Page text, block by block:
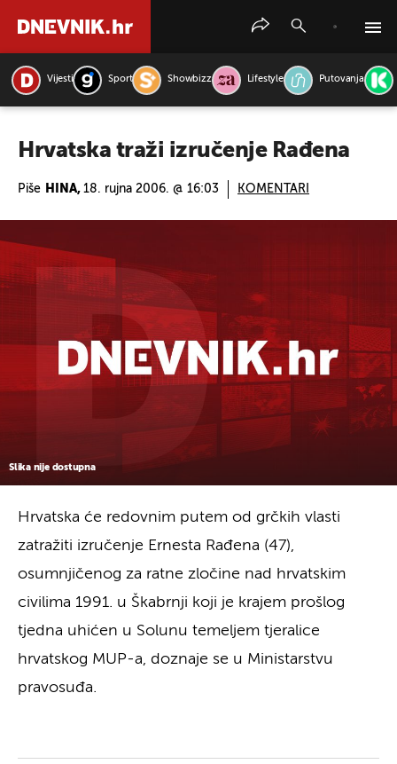
Vijesti Sport Showbizz Lifestyle Putovanja
Hrvatska traži izručenje Rađena
Piše HINA, 18. rujna 2006. @ 16:03 KOMENTARI
Slika nije dostupna
Hrvatska će redovnim putem od grčkih vlasti
zatražiti izručenje Ernesta Rađena (47),
osumnjičenog za ratne zločine nad hrvatskim
civilima 1991. u Škabrnji koji je krajem prošlog
tjedna uhićen u Solunu temeljem tjeralice
hrvatskog MUP-a, doznaje se u Ministarstvu
pravosuđa.
PRETRAŽITE VIJESTI